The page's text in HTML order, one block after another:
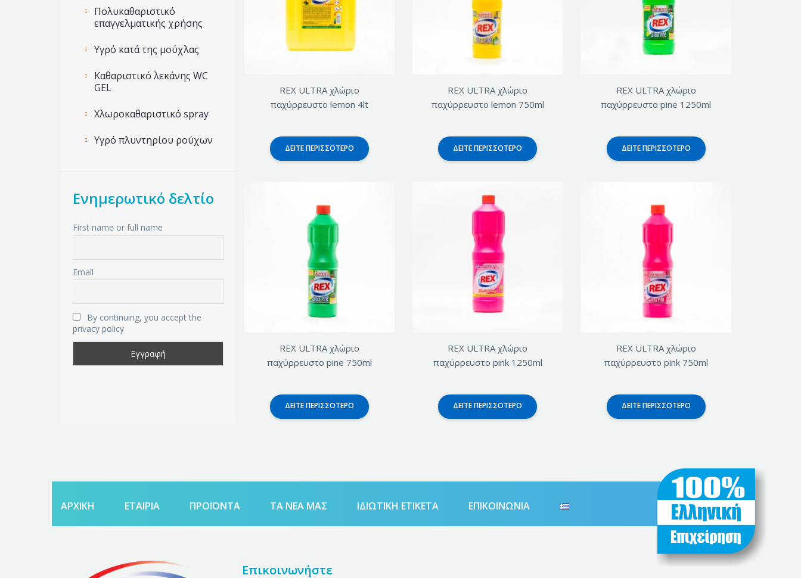
Πολυκαθαριστικό
επαγγελματικής χρήσης
Υγρό κατά της μούχλας
Καθαριστικό λεκάνης WC
GEL
Χλωροκαθαριστικό spray
Υγρό πλυντηρίου ρούχων
Ενημερωτικό δελτίο
First name or full name
Email
By continuing, you accept the
privacy policy
REX ULTRA χλώριο
παχύρρευστο lemon 4lt
ΔΕΊΤΕ ΠΕΡΙΣΣΌΤΕΡΟ
REX ULTRA χλώριο
παχύρρευστο lemon 750ml
ΔΕΊΤΕ ΠΕΡΙΣΣΌΤΕΡΟ
REX ULTRA χλώριο
παχύρρευστο pine 1250ml
ΔΕΊΤΕ ΠΕΡΙΣΣΌΤΕΡΟ
REX ULTRA χλώριο
παχύρρευστο pine 750ml
ΔΕΊΤΕ ΠΕΡΙΣΣΌΤΕΡΟ
REX ULTRA χλώριο
παχύρρευστο pink 1250ml
ΔΕΊΤΕ ΠΕΡΙΣΣΌΤΕΡΟ
REX ULTRA χλώριο
παχύρρευστο pink 750ml
ΔΕΊΤΕ ΠΕΡΙΣΣΌΤΕΡΟ
ΑΡΧΙΚΗ ΕΤΑΙΡΙΑ ΠΡΟΪΌΝΤΑ ΤΑ ΝΈΑ ΜΑΣ ΙΔΙΩΤΙΚΗ ΕΤΙΚΕΤΑ ΕΠΙΚΟΙΝΩΝΊΑ
Επικοινωνήστε